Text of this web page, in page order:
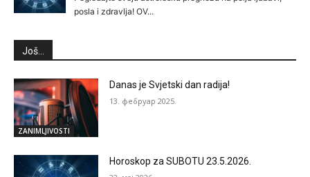
Još...
ZANIMLJIVOSTI
Danas je Svjetski dan radija!
13. фебруар 2025.
Horoskop za SUBOTU 23.5.2026.